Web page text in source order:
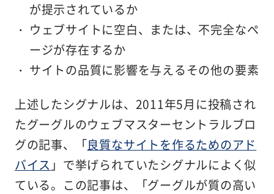
が提示されているか
ウェブサイトに空白、または、不完全なペ
ージが存在するか
サイトの品質に影響を与えるその他の要素
上述したシグナルは、2011年5月に投稿され
たグーグルのウェブマスターセントラルブロ
グの記事、「良質なサイトを作るためのアド
バイス 」で挙げられていたシグナルによく似
ている。この記事は、「グーグルが質の高い